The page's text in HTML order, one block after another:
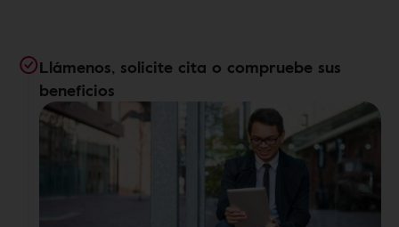
Llámenos, solicite cita o compruebe sus
beneficios